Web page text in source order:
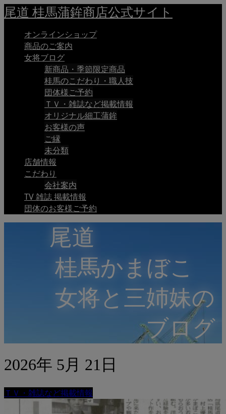
尾道 桂馬蒲鉾商店公式サイト
オンラインショップ
商品のご案内
女将ブログ
新商品・季節限定商品
桂馬のこだわり・職人技
団体様ご予約
ＴＶ・雑誌など掲載情報
オリジナル細工蒲鉾
お客様の声
ご縁
未分類
店舗情報
こだわり
会社案内
TV 雑誌 掲載情報
団体のお客様ご予約
尾道
桂馬かまぼこ
女将と三姉妹の
ブログ
2026年 5月 21日
ＴＶ・雑誌など掲載情報